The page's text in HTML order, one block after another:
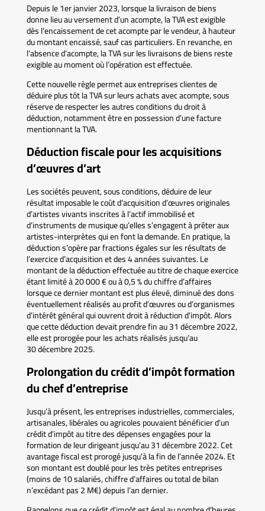
Depuis le 1er janvier 2023, lorsque la livraison de biens
donne lieu au versement d’un acompte, la TVA est exigible
dès l’encaissement de cet acompte par le vendeur, à hauteur
du montant encaissé, sauf cas particuliers. En revanche, en
l’absence d’acompte, la TVA sur les livraisons de biens reste
exigible au moment où l’opération est effectuée.
Cette nouvelle règle permet aux entreprises clientes de
déduire plus tôt la TVA sur leurs achats avec acompte, sous
réserve de respecter les autres conditions du droit à
déduction, notamment être en possession d’une facture
mentionnant la TVA.
Déduction fiscale pour les acquisitions
d’œuvres d’art
Les sociétés peuvent, sous conditions, déduire de leur
résultat imposable le coût d’acquisition d’œuvres originales
d’artistes vivants inscrites à l’actif immobilisé et
d’instruments de musique qu’elles s’engagent à prêter aux
artistes-interprètes qui en font la demande. En pratique, la
déduction s’opère par fractions égales sur les résultats de
l’exercice d’acquisition et des 4 années suivantes. Le
montant de la déduction effectuée au titre de chaque exercice
étant limité à 20 000 € ou à 0,5 % du chiffre d’affaires
lorsque ce dernier montant est plus élevé, diminué des dons
éventuellement réalisés au profit d’œuvres ou d’organismes
d’intérêt général qui ouvrent droit à réduction d’impôt. Alors
que cette déduction devait prendre fin au 31 décembre 2022,
elle est prorogée pour les achats réalisés jusqu’au
30 décembre 2025.
Prolongation du crédit d’impôt formation
du chef d’entreprise
Jusqu’à présent, les entreprises industrielles, commerciales,
artisanales, libérales ou agricoles pouvaient bénéficier d’un
crédit d’impôt au titre des dépenses engagées pour la
formation de leur dirigeant jusqu’au 31 décembre 2022. Cet
avantage fiscal est prorogé jusqu’à la fin de l’année 2024. Et
son montant est doublé pour les très petites entreprises
(moins de 10 salariés, chiffre d’affaires ou total de bilan
n’excédant pas 2 M€) depuis l’an dernier.